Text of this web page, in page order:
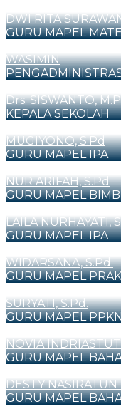
DWI RITA
GURU MAPEL
WASIMIN
Drs. SISWANTO,
KEPALA SEKOLAH
MUGIYONO, S.Pd
GURU MAPEL IPA
NUR ARIFAH, S.Pd
GURU MAPEL
LAILA NURHAYATI,
GURU MAPEL IPA
WIDARSANA, S.Pd.
GURU MAPEL
SURYATI, S.Pd.
GURU MAPEL
NOVIA
GURU MAPEL
DESTY NASIRATUN
GURU MAPEL